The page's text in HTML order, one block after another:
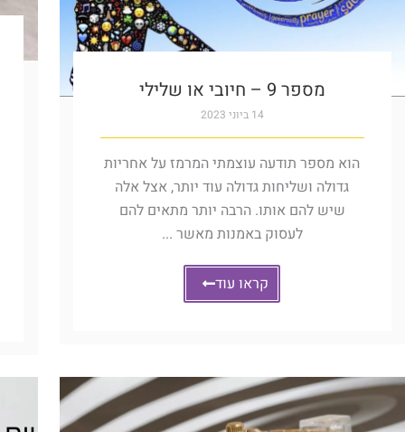
מספר 9 – חיובי או שלילי
14 ביוני 2023
הוא מספר תודעה עוצמתי המרמז על אחריות
גדולה ושליחות גדולה עוד יותר, אצל אלה
שיש להם אותו. הרבה יותר מתאים להם
לעסוק באמנות מאשר ...
קראו עוד